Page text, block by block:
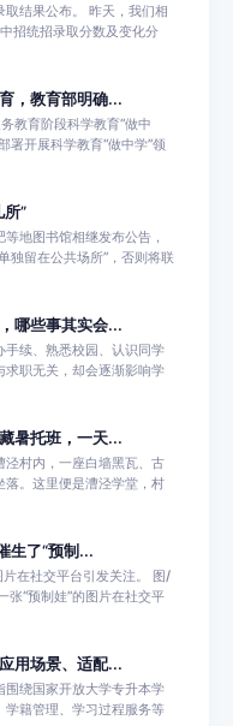
取结果公布。 昨天，我们相
招统招录取分数及变化分
，教育部明确...
教育阶段科学教育“做中
署开展科学教育“做中学”领
”
地图书馆相继发布公告，
独留在公共场所”，否则将联
哪些事其实会...
手续、熟悉校园、认识同学
求职无关，却会逐渐影响学
暑托班，一天...
泾村内，一座白墙黑瓦、古
落。这里便是漕泾学堂，村
生了“预制...
在社交平台引发关注。 图/
张“预制娃”的图片在社交平
用场景、适配...
围绕国家开放大学专升本学
学籍管理、学习过程服务等